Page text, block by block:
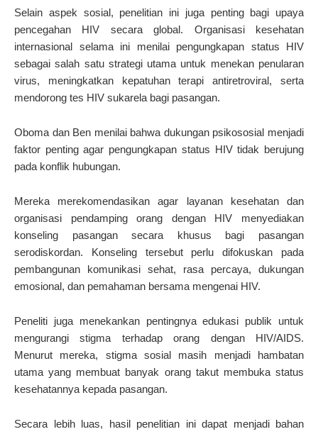
Selain aspek sosial, penelitian ini juga penting bagi upaya
pencegahan HIV secara global. Organisasi kesehatan
internasional selama ini menilai pengungkapan status HIV
sebagai salah satu strategi utama untuk menekan penularan
virus, meningkatkan kepatuhan terapi antiretroviral, serta
mendorong tes HIV sukarela bagi pasangan.
Oboma dan Ben menilai bahwa dukungan psikososial menjadi
faktor penting agar pengungkapan status HIV tidak berujung
pada konflik hubungan.
Mereka merekomendasikan agar layanan kesehatan dan
organisasi pendamping orang dengan HIV menyediakan
konseling pasangan secara khusus bagi pasangan
serodiskordan. Konseling tersebut perlu difokuskan pada
pembangunan komunikasi sehat, rasa percaya, dukungan
emosional, dan pemahaman bersama mengenai HIV.
Peneliti juga menekankan pentingnya edukasi publik untuk
mengurangi stigma terhadap orang dengan HIV/AIDS.
Menurut mereka, stigma sosial masih menjadi hambatan
utama yang membuat banyak orang takut membuka status
kesehatannya kepada pasangan.
Secara lebih luas, hasil penelitian ini dapat menjadi bahan